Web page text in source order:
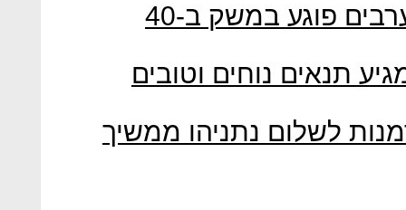
ח"כ אחמד טיבי: "אי שילוב ערבים פוגע במשק ב-40
תנאים נוחים וטובים
לשלום נתניהו ממשיך